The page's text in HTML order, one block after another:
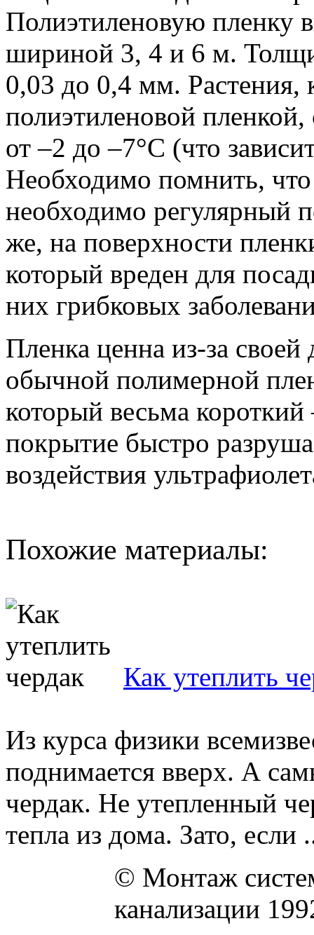
Полиэтиленовую пленку
шириной 3, 4 и 6 м.
0,03 до 0,4 мм. Растения,
полиэтиленовой
от –2 до –7°С (что
Необходимо помнить,
необходимо регулярный
же, на поверхности
который вреден для
них грибковых
Пленка ценна из-за
обычной полимерной
который весьма
покрытие быстро
воздействия
Похожие материалы:
Как утеплить
Из курса физики
поднимается вверх. А
чердак. Не утепленный
тепла из дома. Зато, если
© Монтаж
канализации